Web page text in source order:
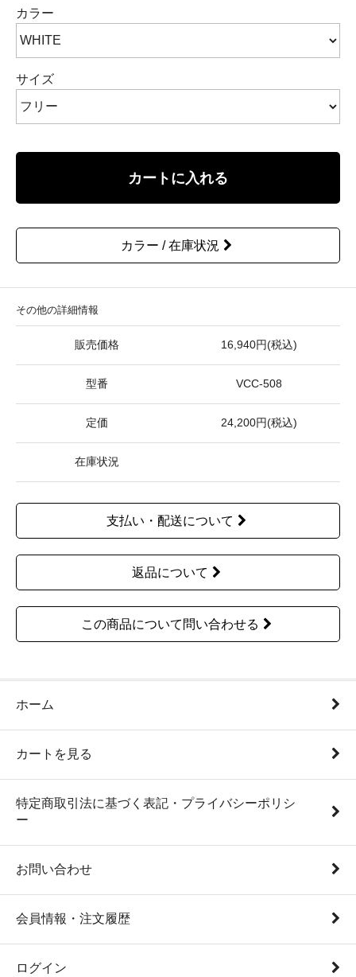
カラー
サイズ
カートに入れる
カラー / 在庫状況
その他の詳細情報
販売価格 16,940円(税込)
型番 VCC-508
定価 24,200円(税込)
在庫状況
支払い・配送について
返品について
この商品について問い合わせる
ホーム
カートを見る
特定商取引法に基づく表記・プライバシーポリシ
ー
お問い合わせ
会員情報・注文履歴
ログイン